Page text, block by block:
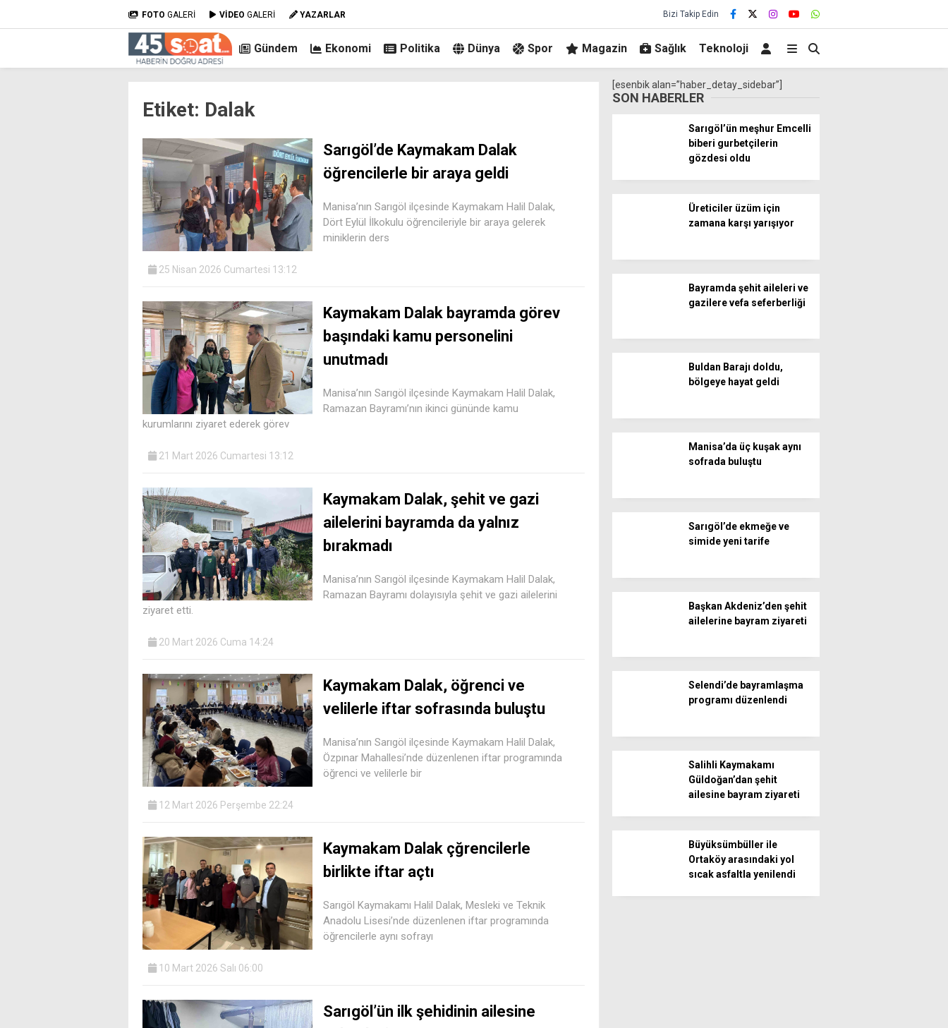
FOTO GALERİ VİDEO GALERİ YAZARLAR Bizi Takip Edin
Gündem Ekonomi Politika Dünya Spor Magazin Sağlık Teknoloji
Etiket: Dalak
Sarıgöl’de Kaymakam Dalak
öğrencilerle bir araya geldi
Manisa’nın Sarıgöl ilçesinde Kaymakam Halil Dalak,
Dört Eylül İlkokulu öğrencileriyle bir araya gelerek
miniklerin ders
25 Nisan 2026 Cumartesi 13:12
Kaymakam Dalak bayramda görev
başındaki kamu personelini
unutmadı
Manisa’nın Sarıgöl ilçesinde Kaymakam Halil Dalak,
Ramazan Bayramı’nın ikinci gününde kamu
kurumlarını ziyaret ederek görev
21 Mart 2026 Cumartesi 13:12
Kaymakam Dalak, şehit ve gazi
ailelerini bayramda da yalnız
bırakmadı
Manisa’nın Sarıgöl ilçesinde Kaymakam Halil Dalak,
Ramazan Bayramı dolayısıyla şehit ve gazi ailelerini
ziyaret etti.
20 Mart 2026 Cuma 14:24
Kaymakam Dalak, öğrenci ve
velilerle iftar sofrasında buluştu
Manisa’nın Sarıgöl ilçesinde Kaymakam Halil Dalak,
Özpınar Mahallesi’nde düzenlenen iftar programında
öğrenci ve velilerle bir
12 Mart 2026 Perşembe 22:24
Kaymakam Dalak çğrencilerle
birlikte iftar açtı
Sarıgöl Kaymakamı Halil Dalak, Mesleki ve Teknik
Anadolu Lisesi’nde düzenlenen iftar programında
öğrencilerle aynı sofrayı
10 Mart 2026 Salı 06:00
Sarıgöl’ün ilk şehidinin ailesine
[esenbik alan=”haber_detay_sidebar”]
SON HABERLER
Sarıgöl’ün meşhur Emcelli
biberi gurbetçilerin
gözdesi oldu
Üreticiler üzüm için
zamana karşı yarışıyor
Bayramda şehit aileleri ve
gazilere vefa seferberliği
Buldan Barajı doldu,
bölgeye hayat geldi
Manisa’da üç kuşak aynı
sofrada buluştu
Sarıgöl’de ekmeğe ve
simide yeni tarife
Başkan Akdeniz’den şehit
ailelerine bayram ziyareti
Selendi’de bayramlaşma
programı düzenlendi
Salihli Kaymakamı
Güldoğan’dan şehit
ailesine bayram ziyareti
Büyüksümbüller ile
Ortaköy arasındaki yol
sıcak asfaltla yenilendi